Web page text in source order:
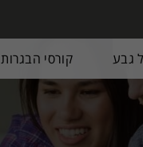
גבע קורסי הבגרות